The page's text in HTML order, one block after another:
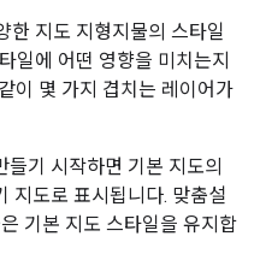
한 지도 지형지물의 스타일
일에 어떤 영향을 미치는지
이 몇 가지 겹치는 레이어가
들기 시작하면 기본 지도의
지도로 표시됩니다. 맞춤설
기본 지도 스타일을 유지합